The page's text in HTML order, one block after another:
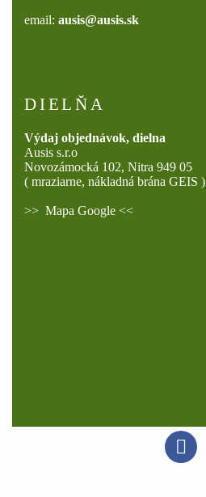
email: ausis@ausis.sk
DIELŇA
Výdaj objednávok, dielna
Ausis s.r.o
Novozámocká 102, Nitra 949 05
( mraziarne, nákladná brána GEIS )
>> Mapa Google <<